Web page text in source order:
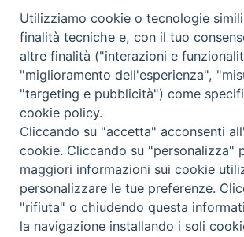
Curia
Via del Seminario, 61 - 57122 Livorno LI
Tel. 0586 276211
Fax 0586 276243
segreve@livorno.chiesacattolica.it
Copyright © Diocesi
Utilizziamo cookie o tecnologie
finalità tecniche e, con il tuo
altre finalità ("interazioni e
"miglioramento dell'esperienza",
"targeting e pubblicità") come
cookie policy.
Cliccando su "accetta" acconsenti
cookie. Cliccando su "personalizza"
maggiori informazioni sui cookie
personalizzare le tue preferenze.
"rifiuta" o chiudendo questa
la navigazione installando i soli